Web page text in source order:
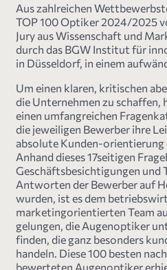
Aus zahlreichen
TOP 100 Optiker 2024/2025
Jury aus Wissenschaft und
durch das BGW Institut für
in Düsseldorf, in einem
Um einen klaren, kritischen
die Unternehmen zu schaffen,
einen umfangreichen
die jeweiligen Bewerber ihre
absolute Kunden-orientierung
Anhand dieses 17seitigen
Geschäftsbesichtigungen und
Antworten der Bewerber auf
wurden, ist es dem
marketingorientierten Team
gelungen, die Augenoptiker
finden, die ganz besonders
handeln. Diese 100 besten
bewerteten Augenoptiker